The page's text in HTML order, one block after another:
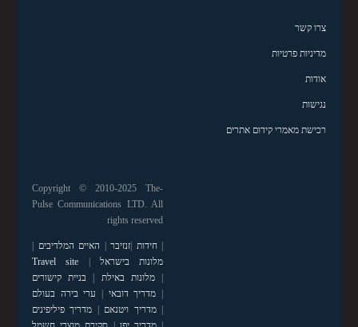
צרו קשר
מדיניות פרטיות
אודות
נגישות
רכישת מאמרי קידום אתרים
Copyright © 2010-2025 The-
Pulse Communications LTD. All
rights reserved
|חידות זנזיבר האיים המלדיבים
מלונות בישראל
Travel site
|מלונות באילת
בניית קישורים
מדריך דובאי
ערי בירה בעולם
|מדריך ויטנאם
מדריך פיליפינים